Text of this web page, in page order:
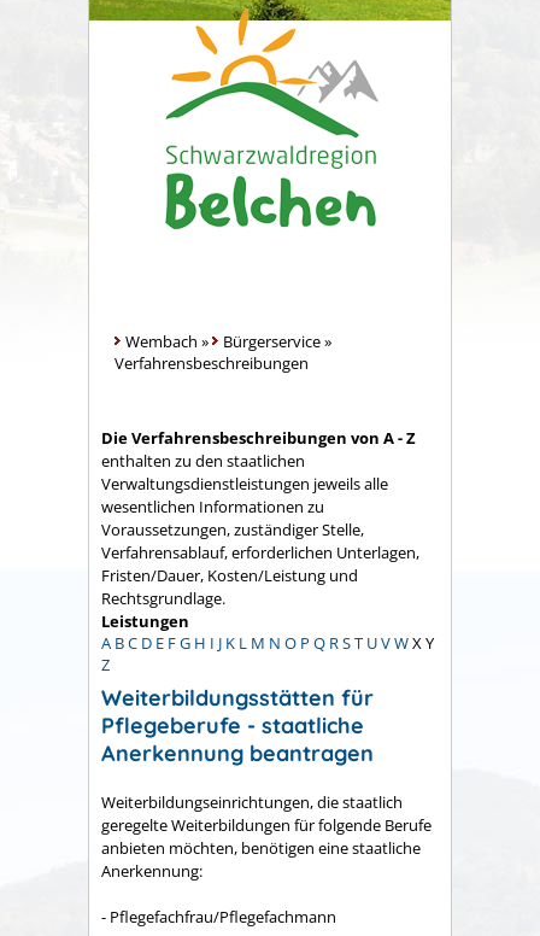
Wembach » Bürgerservice»
Verfahrensbeschreibungen
Die Verfahrensbeschreibungen von A - Z
enthalten zu den staatlichen
Verwaltungsdienstleistungen jeweils alle
wesentlichen Informationen zu
Voraussetzungen, zuständiger Stelle,
Verfahrensablauf, erforderlichen Unterlagen,
Fristen/Dauer, Kosten/Leistung und
Rechtsgrundlage.
Leistungen
A BC D E FG H I J K L M N O P Q RST UVWX Y
Z
Weiterbildungsstätten für
Pflegeberufe - staatliche
Anerkennung beantragen
Weiterbildungseinrichtungen, die staatlich
geregelte Weiterbildungen für folgende Berufe
anbieten möchten, benötigen eine staatliche
Anerkennung:
- Pflegefachfrau/Pflegefachmann